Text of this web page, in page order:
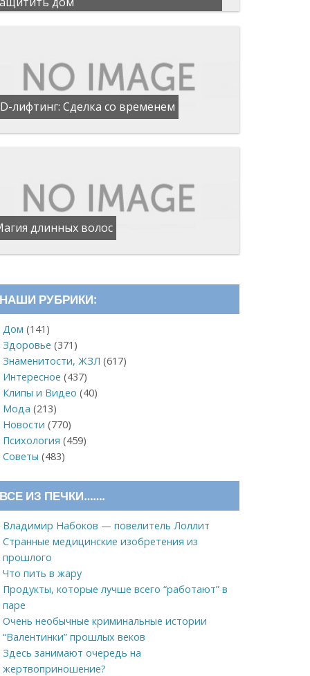
лифтинг: Сделка со временем
длинных волос
НАШИ РУБРИКИ:
Дом (141)
Здоровье (371)
Знаменитости, ЖЗЛ (617)
Интересное (437)
Клипы и Видео (40)
Мода (213)
Новости (770)
Психология (459)
Советы (483)
ВСЕ ИЗ ПЕЧКИ…….
Владимир Набоков — повелитель Лоллит
Странные медицинские изобретения из
прошлого
Что пить в жару
Продукты, которые лучше всего “работают” в
паре
Очень необычные криминальные истории
“Валентинки” прошлых веков
Здесь занимают очередь на
жертвоприношение?